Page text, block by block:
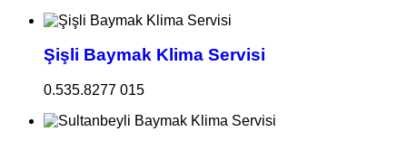
Şişli Baymak Klima Servisi
0.535.8277 015